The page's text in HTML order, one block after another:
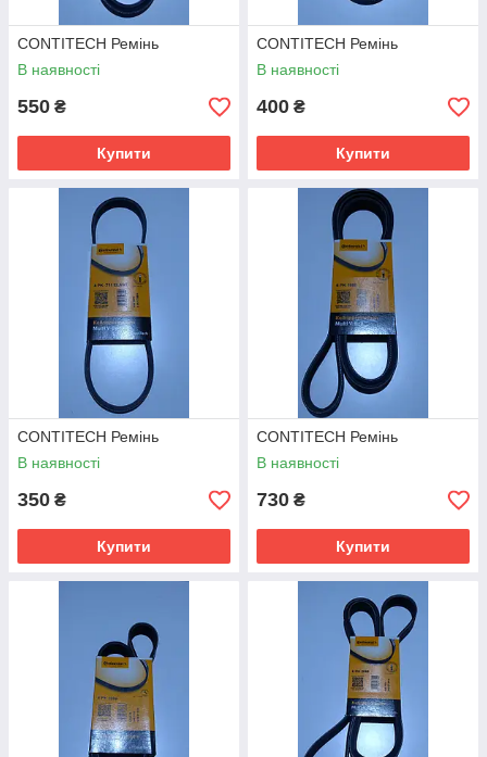
CONTITECH Ремінь
В наявності
550 ₴
Купити
CONTITECH Ремінь
В наявності
400 ₴
Купити
CONTITECH Ремінь
В наявності
350 ₴
Купити
CONTITECH Ремінь
В наявності
730 ₴
Купити